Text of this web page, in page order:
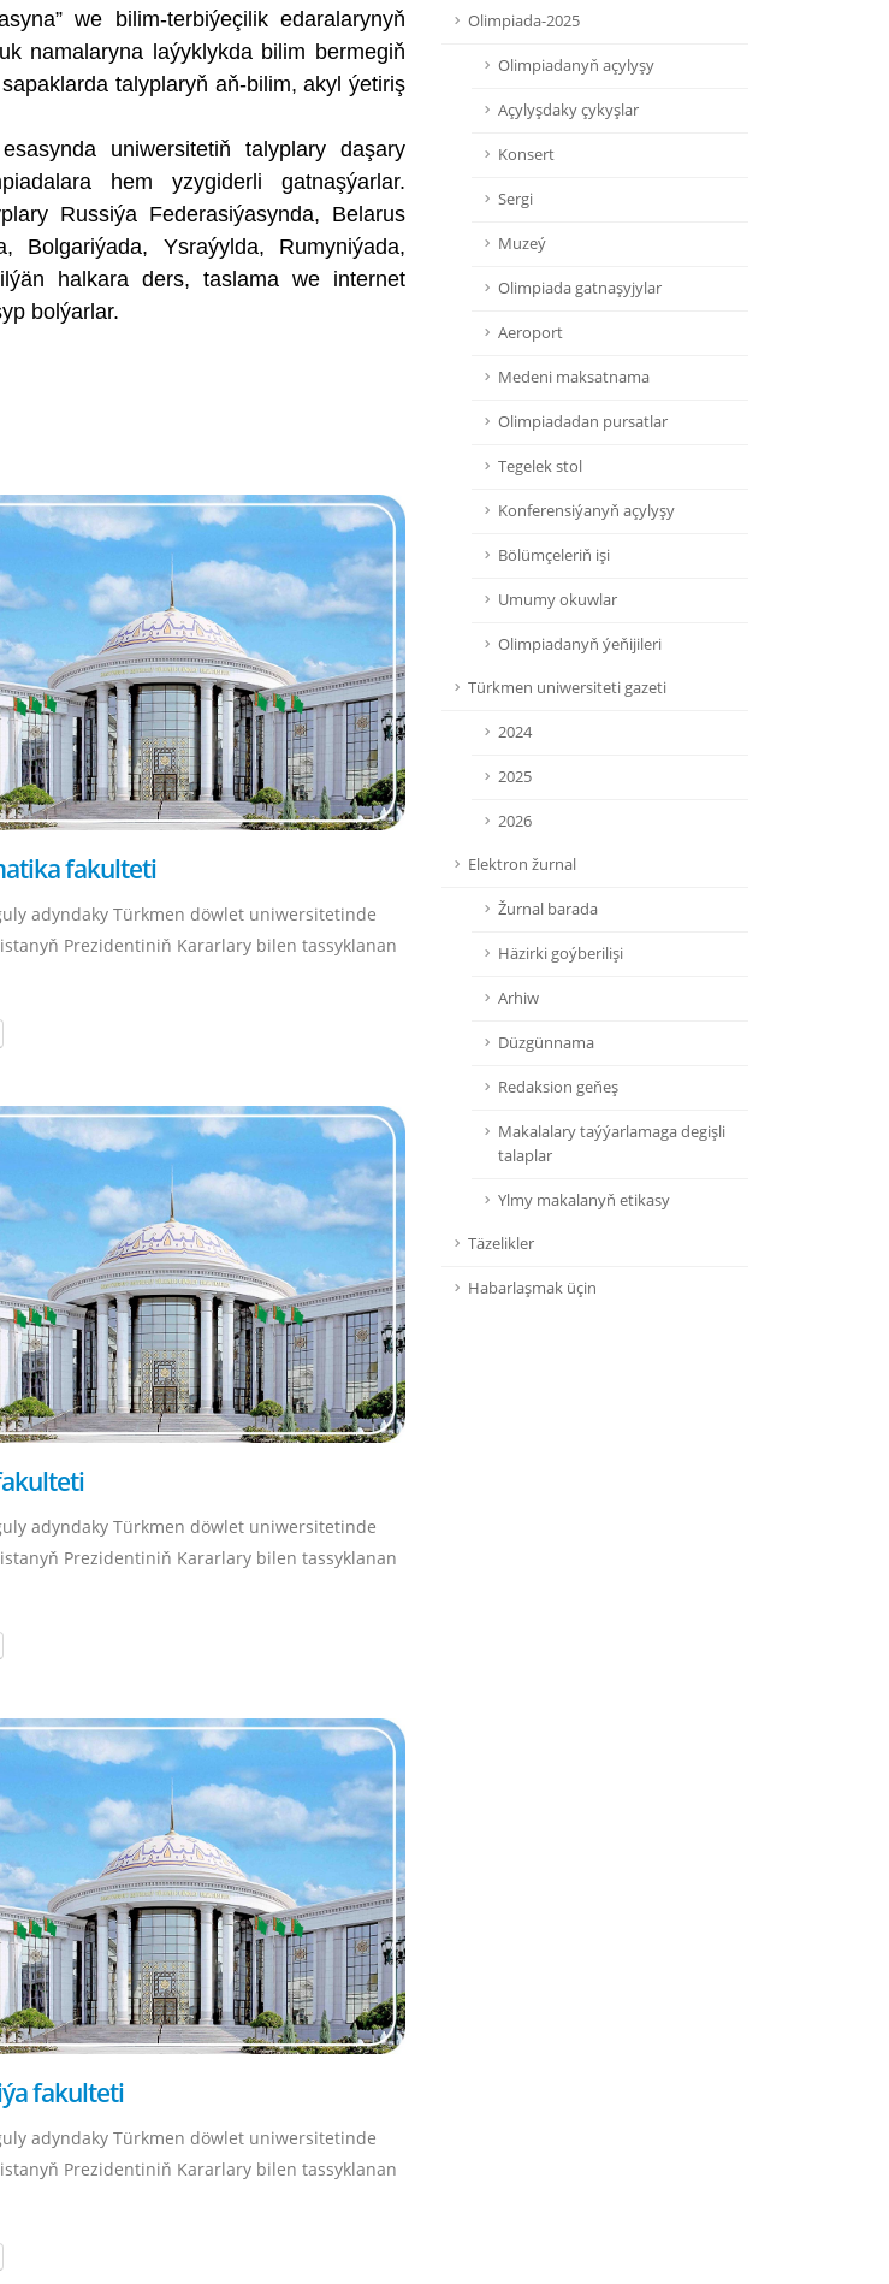
we bilim-terbiýeçilik edaralarynyň
namalaryna laýyklykda bilim bermegiň
talyplaryň aň-bilim, akyl ýetiriş
uniwersitetiň talyplary daşary
hem yzygiderli gatnaşýarlar.
Russiýa Federasiýasynda, Belarus
Bolgariýada, Ysraýylda, Rumyniýada,
halkara ders, taslama we internet
bolýarlar.
fakulteti
adyndaky Türkmen döwlet uniwersitetinde
Prezidentiniň Kararlary bilen tassyklanan
adyndaky Türkmen döwlet uniwersitetinde
Prezidentiniň Kararlary bilen tassyklanan
fakulteti
adyndaky Türkmen döwlet uniwersitetinde
Prezidentiniň Kararlary bilen tassyklanan
Olimpiada-2025
Olimpiadanyň açylyşy
Açylyşdaky çykyşlar
Konsert
Sergi
Muzeý
Olimpiada gatnaşyjylar
Aeroport
Medeni maksatnama
Olimpiadadan pursatlar
Tegelek stol
Konferensiýanyň açylyşy
Bölümçeleriň işi
Umumy okuwlar
Olimpiadanyň ýeňijileri
Türkmen uniwersiteti gazeti
2024
2025
2026
Elektron žurnal
Žurnal barada
Häzirki goýberilişi
Arhiw
Düzgünnama
Redaksion geňeş
Makalalary taýýarlamaga degişli
talaplar
Ylmy makalanyň etikasy
Täzelikler
Habarlaşmak üçin